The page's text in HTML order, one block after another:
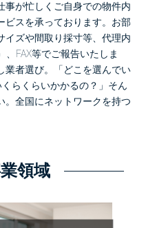
事が忙しくご自身での物件内
スを承っております。 お部
イズや間取り採寸等、代理内
、FAX等でご報告いたしま
業者選び。「どこを選んでい
らくらいかかるの？」そん
全国にネットワークを持つ
領域